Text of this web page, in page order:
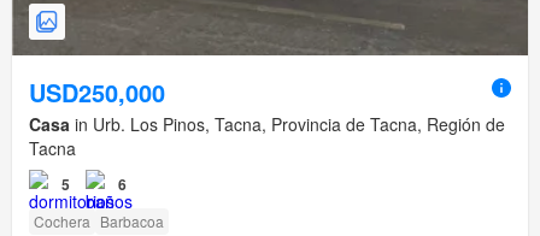
USD250,000
Casa in Urb. Los Pinos, Tacna, Provincia de Tacna, Región de
Tacna
5 6
Cochera Barbacoa